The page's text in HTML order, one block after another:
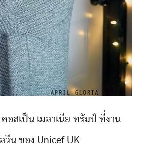
อสเป็น เมลาเนีย ทรัมป์ ที่งาน
วีน ของ Unicef UK